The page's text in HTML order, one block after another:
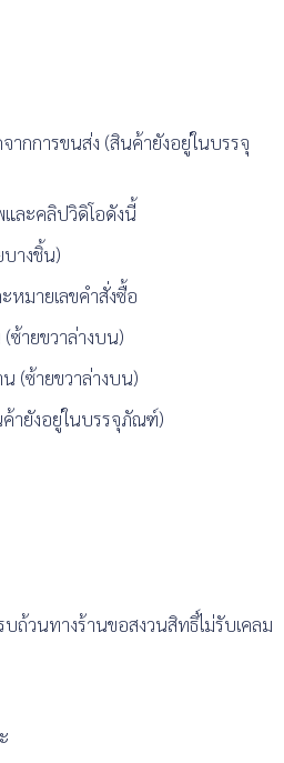
ากการขนส่ง (สินค้ายังอยู่ในบรรจุ
ละคลิปวิดิโอดังนี้
างชิ้น)
หมายเลขคำสั่งซื้อ
ซ้ายขวาล่างบน)
(ซ้ายขวาล่างบน)
ายังอยู่ในบรรจุภัณฑ์)
ถ้วนทางร้านขอสงวนสิทธิ์ไม่รับเคลม